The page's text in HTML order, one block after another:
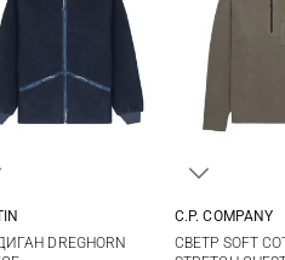
DREGHORN
C.P. COMPANY
СВЕТР SOFT